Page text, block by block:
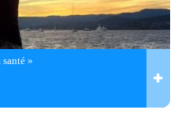
»